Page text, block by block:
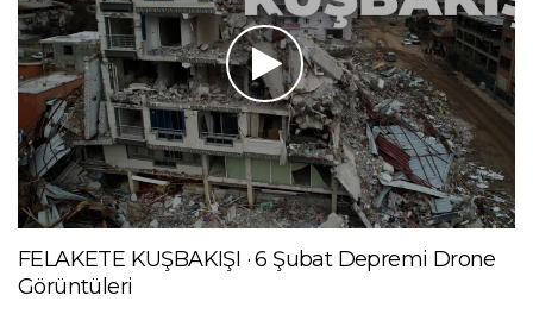
FELAKETE KUŞBAKIŞI · 6 Şubat Depremi Drone
Görüntüleri